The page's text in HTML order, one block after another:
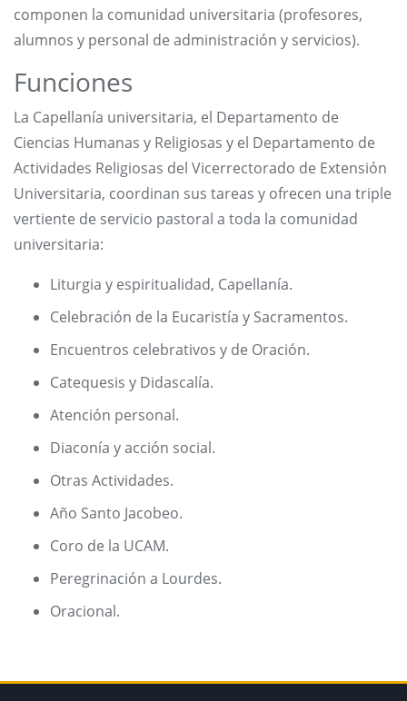
componen la comunidad universitaria (profesores,
alumnos y personal de administración y servicios).
Funciones
La Capellanía universitaria, el Departamento de
Ciencias Humanas y Religiosas y el Departamento de
Actividades Religiosas del Vicerrectorado de Extensión
Universitaria, coordinan sus tareas y ofrecen una triple
vertiente de servicio pastoral a toda la comunidad
universitaria:
Liturgia y espiritualidad, Capellanía.
Celebración de la Eucaristía y Sacramentos.
Encuentros celebrativos y de Oración.
Catequesis y Didascalía.
Atención personal.
Diaconía y acción social.
Otras Actividades.
Año Santo Jacobeo.
Coro de la UCAM.
Peregrinación a Lourdes.
Oracional.